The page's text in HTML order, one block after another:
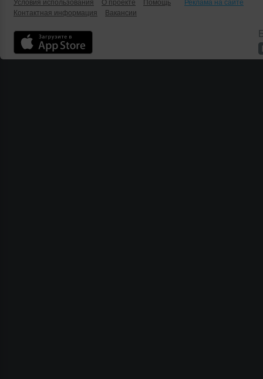
Условия использования
О проекте Помощь
Реклама на сайте
Контактная информация
Вакансии